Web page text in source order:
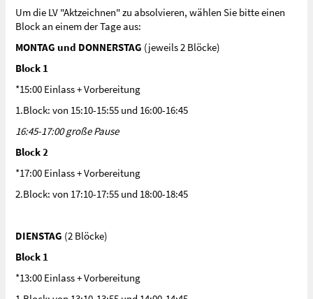
Um die LV "Aktzeichnen" zu absolvieren, wählen Sie bitte einen
Block an einem der Tage aus:
MONTAG und DONNERSTAG (jeweils 2 Blöcke)
Block 1
*15:00 Einlass + Vorbereitung
1.Block: von 15:10-15:55 und 16:00-16:45
16:45-17:00 große Pause
Block 2
*17:00 Einlass + Vorbereitung
2.Block: von 17:10-17:55 und 18:00-18:45
DIENSTAG (2 Blöcke)
Block 1
*13:00 Einlass + Vorbereitung